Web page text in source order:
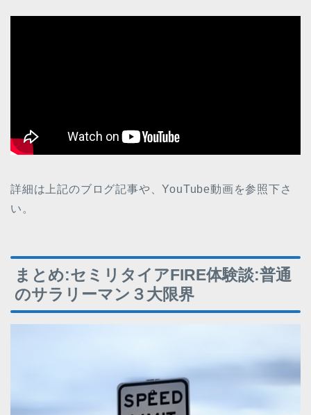
詳細は上記のブログ記事や、YouTube動画を参照下さ
い。
まとめ:セミリタイアFIRE体験談:普通
のサラリーマン３大限界